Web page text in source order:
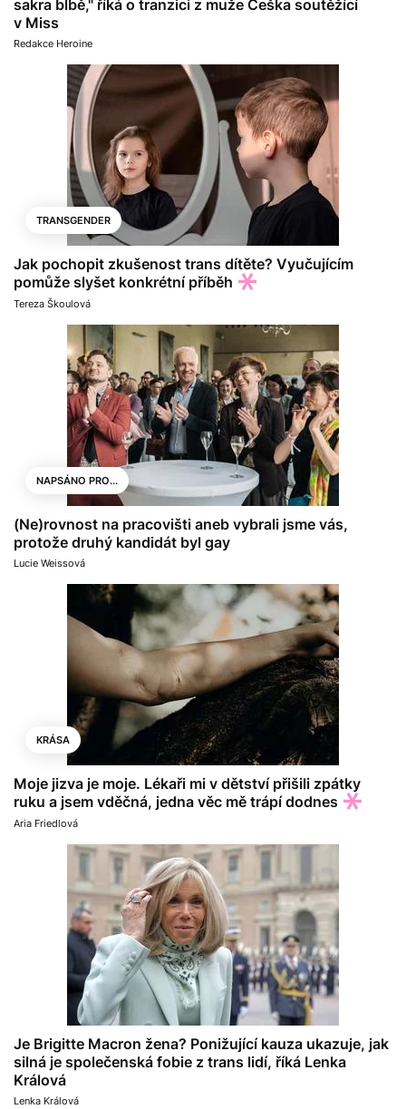
sakra blbě," říká o tranzici z muže Češka soutěžící
v Miss
Redakce Heroine
TRANSGENDER
Jak pochopit zkušenost trans dítěte? Vyučujícím
pomůže slyšet konkrétní příběh
Tereza Škoulová
NAPSÁNO PRO...
(Ne)rovnost na pracovišti aneb vybrali jsme vás,
protože druhý kandidát byl gay
Lucie Weissová
KRÁSA
Moje jizva je moje. Lékaři mi v dětství přišili zpátky
ruku a jsem vděčná, jedna věc mě trápí dodnes
Aria Friedlová
Je Brigitte Macron žena? Ponižující kauza ukazuje, jak
silná je společenská fobie z trans lidí, říká Lenka
Králová
Lenka Králová